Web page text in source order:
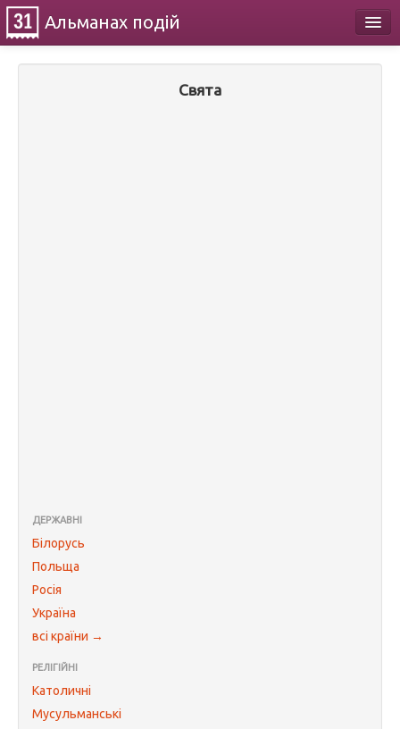
Альманах подій
Свята
ДЕРЖАВНІ
Білорусь
Польща
Росія
Україна
всі країни →
РЕЛІГІЙНІ
Католичні
Мусульманські